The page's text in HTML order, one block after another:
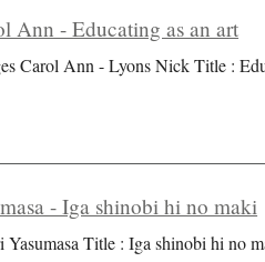
Ann - Educating as an art
Carol Ann - Lyons Nick Title :
- Iga shinobi hi no maki
Title : Iga shinobi hi no